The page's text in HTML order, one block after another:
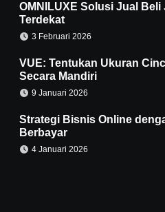
OMNILUXE Solusi Jual Beli
Terdekat
3 Februari 2026
VUE: Tentukan Ukuran
Secara Mandiri
9 Januari 2026
Strategi Bisnis Online
Berbayar
4 Januari 2026